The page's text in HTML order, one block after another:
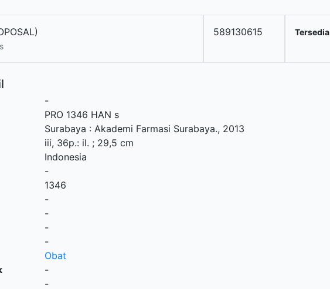
589130615 Tersedia
-
PRO 1346 HAN s
Surabaya : Akademi Farmasi Surabaya., 2013
iii, 36p.: il. ; 29,5 cm
Indonesia
-
1346
-
-
-
-
Obat
-
-